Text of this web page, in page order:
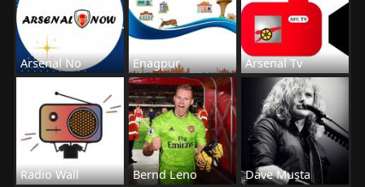
Arsenal No Enagpur Arsenal Tv
Radio Wall Bernd Leno Dave Musta